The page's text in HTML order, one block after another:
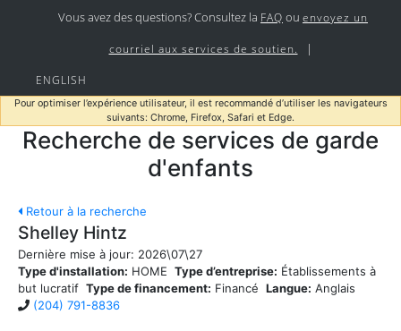
Vous avez des questions? Consultez la FAQ ou envoyez un
courriel aux services de soutien. |
ENGLISH
Pour optimiser l’expérience utilisateur, il est recommandé d’utiliser les navigateurs
suivants: Chrome, Firefox, Safari et Edge.
Recherche de services de garde
d'enfants
Retour à la recherche
Shelley Hintz
Dernière mise à jour: 2026\07\27
Type d'installation: HOME Type d’entreprise: Établissements à
but lucratif Type de financement: Financé Langue: Anglais
(204) 791-8836